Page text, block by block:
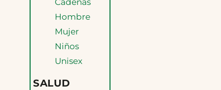
Cadenas
Hombre
Mujer
Niños
Unisex
SALUD